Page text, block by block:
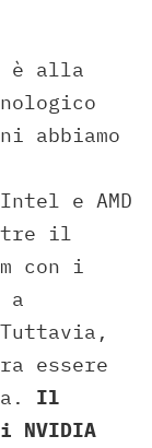
è alla
abbiamo
e AMD
il
con i
a
essere
Il
NVIDIA